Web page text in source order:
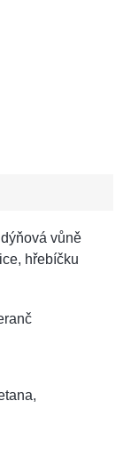
vůně
hřebíčku